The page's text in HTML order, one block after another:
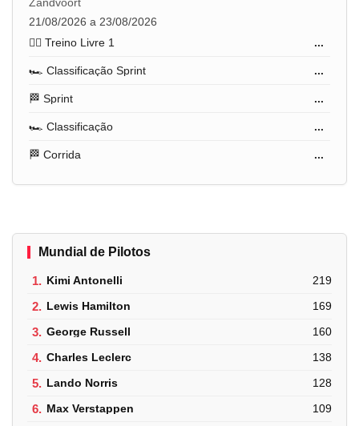
21/08/2026 a 23/08/2026
🏋️‍♂️ Treino Livre 1
...
🏎️ Classificação Sprint ...
🏁 Sprint ...
🏎️ Classificação ...
🏁 Corrida ...
Mundial de Pilotos
1. Kimi Antonelli 219
2. Lewis Hamilton 169
3. George Russell 160
4. Charles Leclerc 138
5. Lando Norris 128
6. Max Verstappen 109